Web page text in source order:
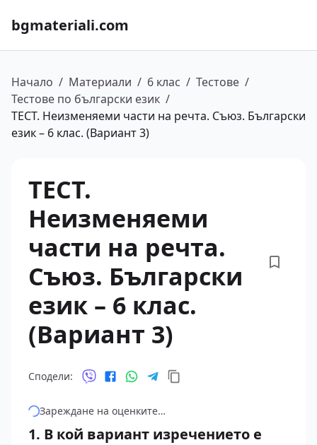
bgmateriali.com
Начало / Материали / 6 клас / Тестове /
Тестове по български език /
ТЕСТ. Неизменяеми части на речта. Съюз. Български
език – 6 клас. (Вариант 3)
ТЕСТ.
Неизменяеми
части на речта.
Съюз. Български
език – 6 клас.
(Вариант 3)
Сподели:
Зареждане на оценките…
1. В кой вариант изречението е